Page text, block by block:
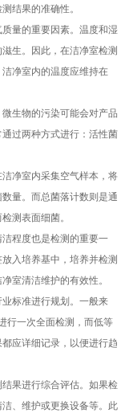
结果的准确性。
量的重要因素。温度和湿
生。因此，在洁净室检测
净室内的温度应维持在
生物的污染可能会对产品
过两种方式进行：活性菌
净室内采集空气样本，将
量。而总菌落计数则是通
测表面细菌。
程度也是检测的重要一
入培养基中，培养并检测
室清洁维护的有效性。
标准进行规划。一般来
行一次全面检测，而低等
应详细记录，以便进行趋
果进行综合评估。如果检
、维护或更换设备等。此